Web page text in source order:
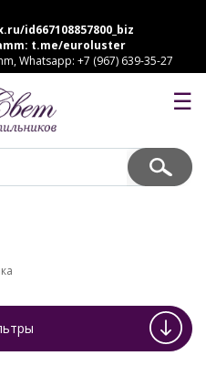
id667108857800_biz
t.me/euroluster
Whatsapp: +7 (967) 639-35-27
☰